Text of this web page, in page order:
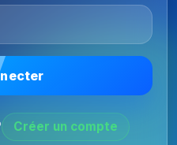
Créer un compte